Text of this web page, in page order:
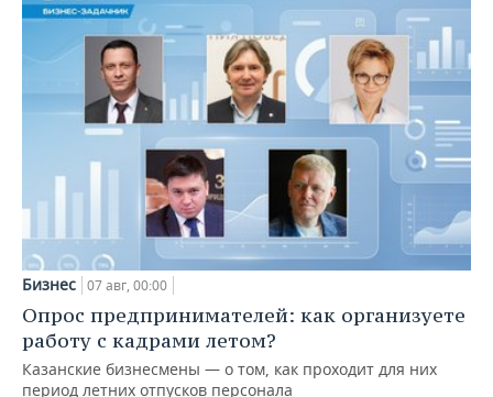
Бизнес 07 авг, 00:00
Опрос предпринимателей: как организуете
работу с кадрами летом?
Казанские бизнесмены — о том, как проходит для них
период летних отпусков персонала